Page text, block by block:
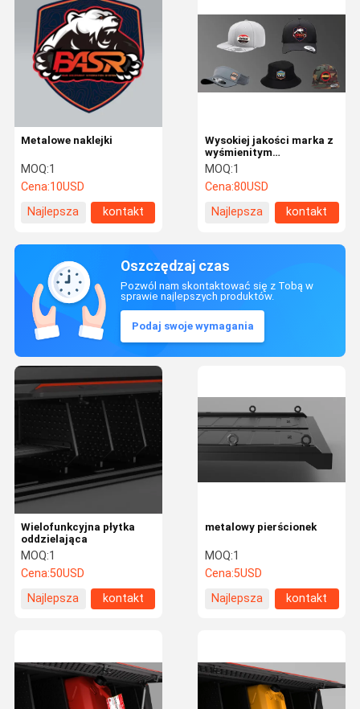
Metalowe naklejki
MOQ:1
Cena:10USD
Najlepsza
kontakt
Wysokiej jakości marka z
wyśmienitym
haftowaniem
MOQ:1
Cena:80USD
Najlepsza
kontakt
Oszczędzaj czas
Pozwól nam skontaktować się z Tobą w
sprawie najlepszych produktów.
Podaj swoje wymagania
metalowy pierścionek
MOQ:1
Cena:5USD
Najlepsza
kontakt
Wielofunkcyjna płytka
oddzielająca
MOQ:1
Cena:50USD
Najlepsza
kontakt